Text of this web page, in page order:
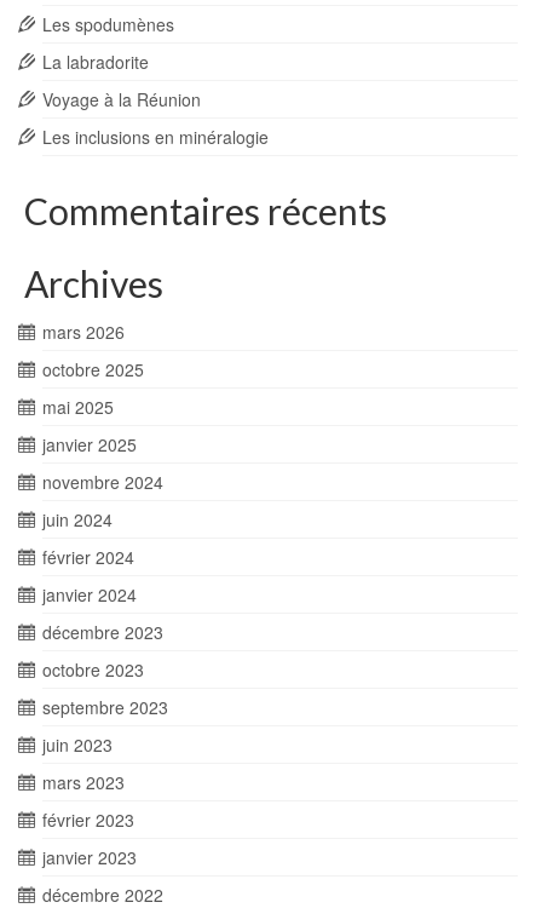
Les spodumènes
La labradorite
Voyage à la Réunion
Les inclusions en minéralogie
Commentaires récents
Archives
mars 2026
octobre 2025
mai 2025
janvier 2025
novembre 2024
juin 2024
février 2024
janvier 2024
décembre 2023
octobre 2023
septembre 2023
juin 2023
mars 2023
février 2023
janvier 2023
décembre 2022